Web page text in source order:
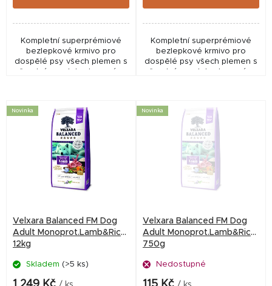
Kompletní superprémiové
bezlepkové krmivo pro
dospělé psy všech plemen s
Kompletní superprémiové
bezlepkové krmivo pro
dospělé psy všech plemen s
Novinka
Velxara Balanced FM Dog
Adult Monoprot.Lamb&Rice
12kg
Skladem (>5 ks)
Novinka
Velxara Balanced FM Dog
Adult Monoprot.Lamb&Rice
750g
Nedostupné